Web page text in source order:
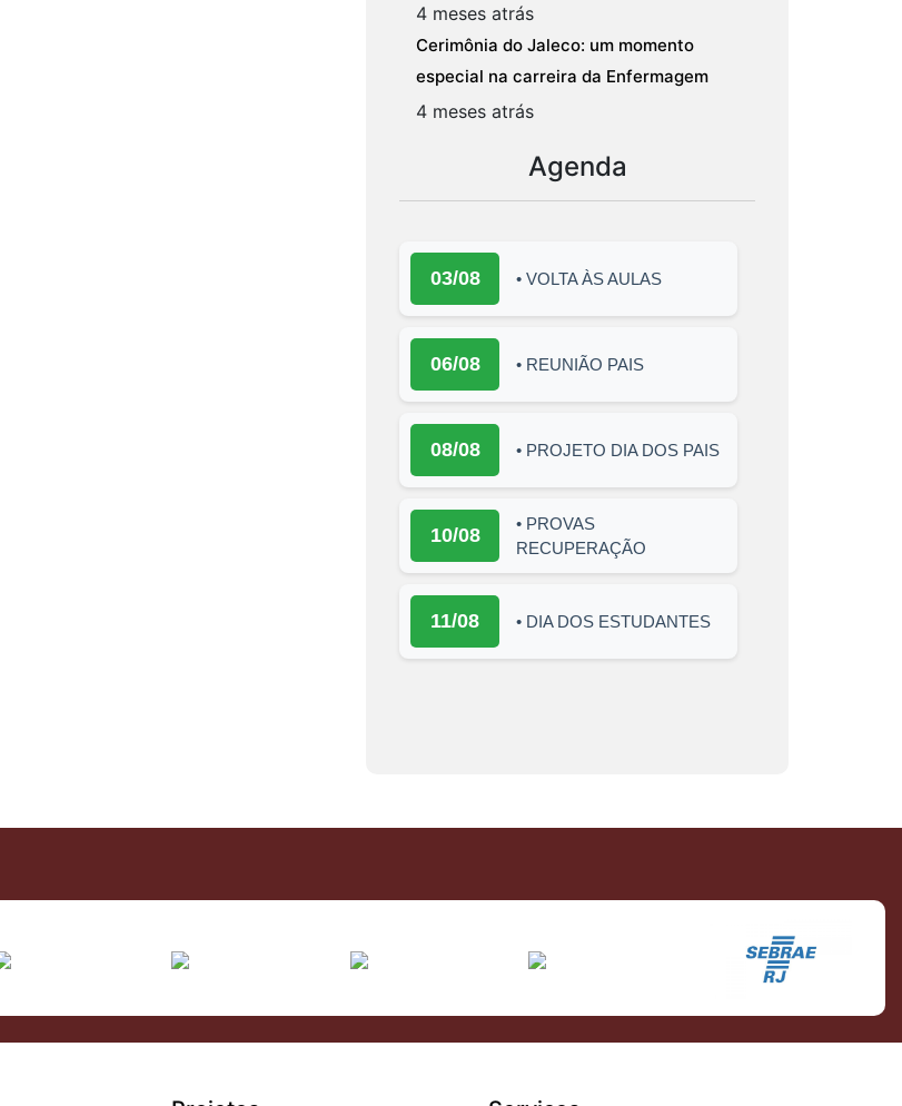
4 meses atrás
Cerimônia do Jaleco: um momento
especial na carreira da Enfermagem
4 meses atrás
Agenda
03/08 • VOLTA ÀS AULAS
06/08 • REUNIÃO PAIS
08/08 • PROJETO DIA DOS PAIS
10/08
• PROVAS
RECUPERAÇÃO
11/08 • DIA DOS ESTUDANTES